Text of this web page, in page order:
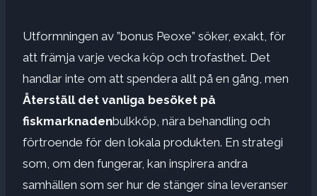
Utformningen av ”bonus Peoxe” söker, exakt, för
att främja varje vecka köp och trofasthet. Det
handlar inte om att spendera allt på en gång, men
Återställ det vanliga besöket på
fiskmarknadenbulkköp, nära behandling och
förtroende för den lokala produkten. En strategi
som, om den fungerar, kan inspirera andra
samhällen som ser hur de stänger sina leveranser